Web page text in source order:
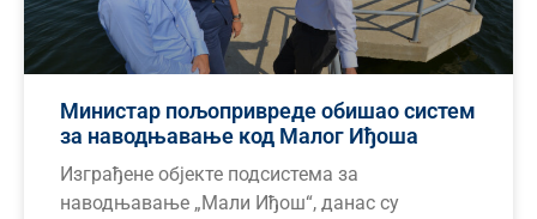
Министар пољопривреде обишао систем
за наводњавање код Малог Иђоша
Изграђене објекте подсистема за
наводњавање „Мали Иђош“, данас су